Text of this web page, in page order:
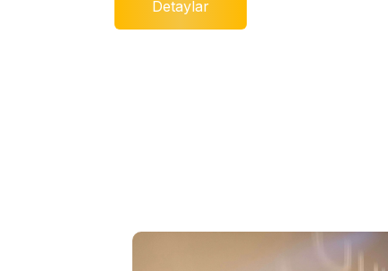
Detaylar